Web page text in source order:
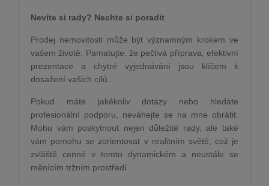
Nevíte si rady? Nechte si poradit
Prodej nemovitosti může být významným krokem ve
vašem životě. Pamatujte, že pečlivá příprava, efektivní
prezentace a chytré vyjednávání jsou klíčem k
dosažení vašich cílů.
Pokud máte jakékoliv dotazy nebo hledáte
profesionální podporu, neváhejte se na mne obrátit.
Mohu vám poskytnout nejen důležité rady, ale také
vám pomohu se zorientovat v realitním světě, což je
zvláště cenné v tomto dynamickém a neustále se
měnícím tržním prostředí.